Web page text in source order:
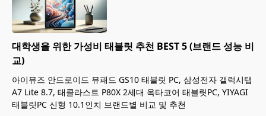
대학생을 위한 가성비 태블릿 추천 BEST 5 (브랜드 성능 비
교)
아이뮤즈 안드로이드 뮤패드 GS10 태블릿 PC, 삼성전자 갤럭시탭
A7 Lite 8.7, 태클라스트 P80X 2세대 옥타코어 태블릿PC, YIYAGI
태블릿PC 신형 10.1인치 브랜드별 비교 및 추천